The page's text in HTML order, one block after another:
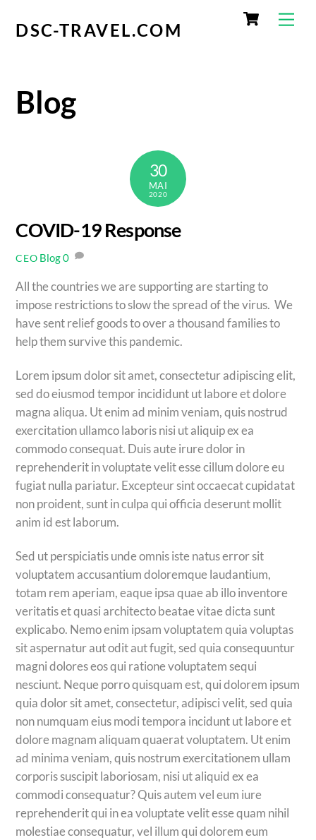
Cart
DSC-TRAVEL.COM
Blog
30
MAI
2020
COVID-19 Response
CEO Blog0
All the countries we are supporting are starting to
impose restrictions to slow the spread of the virus. We
have sent relief goods to over a thousand families to
help them survive this pandemic.
Lorem ipsum dolor sit amet, consectetur adipiscing elit,
sed do eiusmod tempor incididunt ut labore et dolore
magna aliqua. Ut enim ad minim veniam, quis nostrud
exercitation ullamco laboris nisi ut aliquip ex ea
commodo consequat. Duis aute irure dolor in
reprehenderit in voluptate velit esse cillum dolore eu
fugiat nulla pariatur. Excepteur sint occaecat cupidatat
non proident, sunt in culpa qui officia deserunt mollit
anim id est laborum.
Sed ut perspiciatis unde omnis iste natus error sit
voluptatem accusantium doloremque laudantium,
totam rem aperiam, eaque ipsa quae ab illo inventore
veritatis et quasi architecto beatae vitae dicta sunt
explicabo. Nemo enim ipsam voluptatem quia voluptas
sit aspernatur aut odit aut fugit, sed quia consequuntur
magni dolores eos qui ratione voluptatem sequi
nesciunt. Neque porro quisquam est, qui dolorem ipsum
quia dolor sit amet, consectetur, adipisci velit, sed quia
non numquam eius modi tempora incidunt ut labore et
dolore magnam aliquam quaerat voluptatem. Ut enim
ad minima veniam, quis nostrum exercitationem ullam
corporis suscipit laboriosam, nisi ut aliquid ex ea
commodi consequatur? Quis autem vel eum iure
reprehenderit qui in ea voluptate velit esse quam nihil
molestiae consequatur, vel illum qui dolorem eum